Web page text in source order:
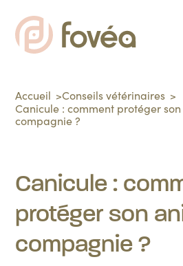
Accueil
Conseils vétérinaires
Canicule : comment protéger
compagnie ?
Canicule :
protéger son
compagnie ?